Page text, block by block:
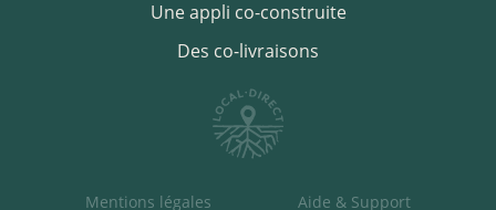
Des co-livraisons
Une appli co-construite
Mentions légales Aide & Support